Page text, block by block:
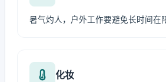
暑气灼人，户外工作要避免长时间在
化妆